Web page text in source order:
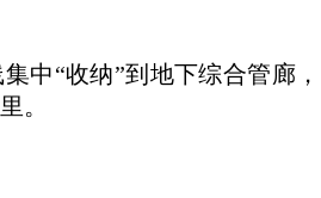
中“收纳”到地下综合管廊，
。